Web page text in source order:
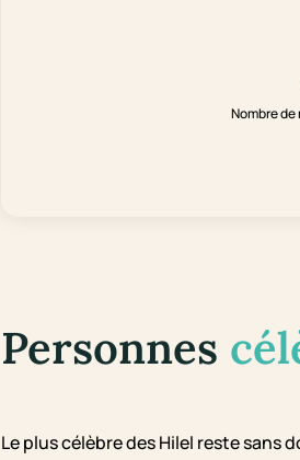
Nombre
Personnes
Le plus célèbre des Hilel reste